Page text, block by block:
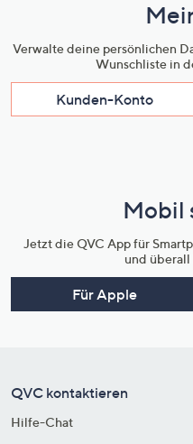
Verwalte deine persönlichen
Wunschliste in
Kunden-Konto
Mobil
Jetzt die QVC App für
und
Für Apple
QVC kontaktieren
Hilfe-Chat